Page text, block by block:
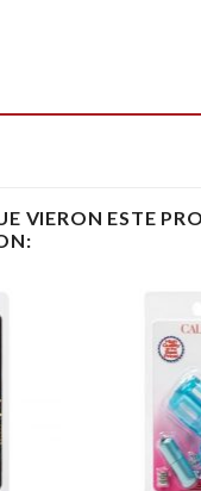
VIERON ESTE